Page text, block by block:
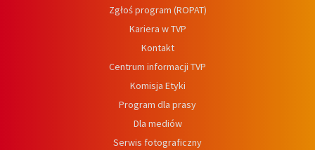
Zgłoś program (ROPAT)
Kariera w TVP
Kontakt
Centrum informacji TVP
Komisja Etyki
Program dla prasy
Dla mediów
Serwis fotograficzny